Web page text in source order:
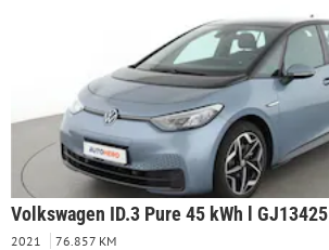
Volkswagen ID.3 Pure 45 kWh l GJ13425 l
2021 76.857 KM